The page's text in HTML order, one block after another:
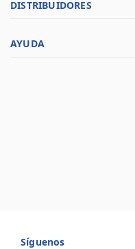
DISTRIBUIDORES
AYUDA
Síguenos